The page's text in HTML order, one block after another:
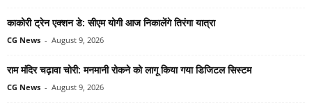
काकोरी ट्रेन एक्शन डे: सीएम योगी आज निकालेंगे तिरंगा यात्रा
CG News - August 9, 2026
राम मंदिर चढ़ावा चोरी: मनमानी रोकने को लागू किया गया डिजिटल सिस्टम
CG News - August 9, 2026